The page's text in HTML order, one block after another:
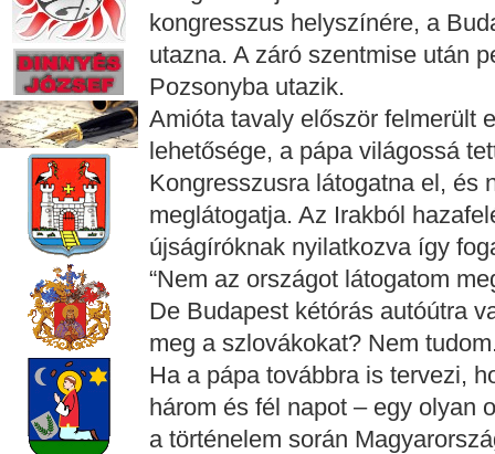
kongresszus helyszínére, a
utazna. A záró szentmise után
Pozsonyba utazik.
Amióta tavaly először felmerült
lehetősége, a pápa világossá
Kongresszusra látogatna el, és
meglátogatja. Az Irakból
újságíróknak nyilatkozva így
“Nem az országot látogatom
De Budapest kétórás autóútra
meg a szlovákokat? Nem
Ha a pápa továbbra is tervezi,
három és fél napot – egy olyan
a történelem során